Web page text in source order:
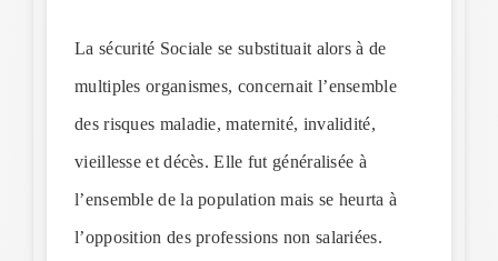
La sécurité Sociale se substituait alors à de
multiples organismes, concernait l’ensemble
des risques maladie, maternité, invalidité,
vieillesse et décès. Elle fut généralisée à
l’ensemble de la population mais se heurta à
l’opposition des professions non salariées.